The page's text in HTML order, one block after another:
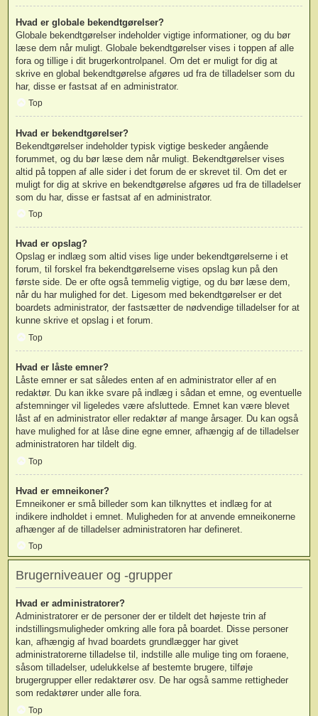
Hvad er globale bekendtgørelser?
Globale bekendtgørelser indeholder vigtige informationer, og du bør
læse dem når muligt. Globale bekendtgørelser vises i toppen af alle
fora og tillige i dit brugerkontrolpanel. Om det er muligt for dig at
skrive en global bekendtgørelse afgøres ud fra de tilladelser som du
har, disse er fastsat af en administrator.
Top
Hvad er bekendtgørelser?
Bekendtgørelser indeholder typisk vigtige beskeder angående
forummet, og du bør læse dem når muligt. Bekendtgørelser vises
altid på toppen af alle sider i det forum de er skrevet til. Om det er
muligt for dig at skrive en bekendtgørelse afgøres ud fra de tilladelser
som du har, disse er fastsat af en administrator.
Top
Hvad er opslag?
Opslag er indlæg som altid vises lige under bekendtgørelserne i et
forum, til forskel fra bekendtgørelserne vises opslag kun på den
første side. De er ofte også temmelig vigtige, og du bør læse dem,
når du har mulighed for det. Ligesom med bekendtgørelser er det
boardets administrator, der fastsætter de nødvendige tilladelser for at
kunne skrive et opslag i et forum.
Top
Hvad er låste emner?
Låste emner er sat således enten af en administrator eller af en
redaktør. Du kan ikke svare på indlæg i sådan et emne, og eventuelle
afstemninger vil ligeledes være afsluttede. Emnet kan være blevet
låst af en administrator eller redaktør af mange årsager. Du kan også
have mulighed for at låse dine egne emner, afhængig af de tilladelser
administratoren har tildelt dig.
Top
Hvad er emneikoner?
Emneikoner er små billeder som kan tilknyttes et indlæg for at
indikere indholdet i emnet. Muligheden for at anvende emneikonerne
afhænger af de tilladelser administratoren har defineret.
Top
Brugerniveauer og -grupper
Hvad er administratorer?
Administratorer er de personer der er tildelt det højeste trin af
indstillingsmuligheder omkring alle fora på boardet. Disse personer
kan, afhængig af hvad boardets grundlægger har givet
administratorerne tilladelse til, indstille alle mulige ting om foraene,
såsom tilladelser, udelukkelse af bestemte brugere, tilføje
brugergrupper eller redaktører osv. De har også samme rettigheder
som redaktører under alle fora.
Top